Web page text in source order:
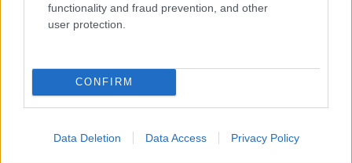
functionality and fraud prevention, and other
user protection.
CONFIRM
Data Deletion Data Access Privacy Policy
A népszerű Kaiser Chiefs zenekar
zenél ma Petőfin